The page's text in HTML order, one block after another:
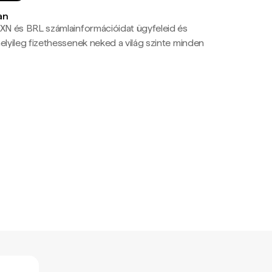
és BRL számlainformációidat ügyfeleid és
fizethessenek neked a világ szinte minden